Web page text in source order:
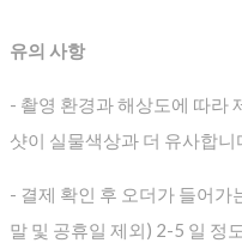
유의 사항
- 촬영 환경과 해상도에 따라
샷이 실물색상과 더 유사합니
- 결제 확인 후 오더가 들어가
말 및 공휴일 제외) 2-5 일 정